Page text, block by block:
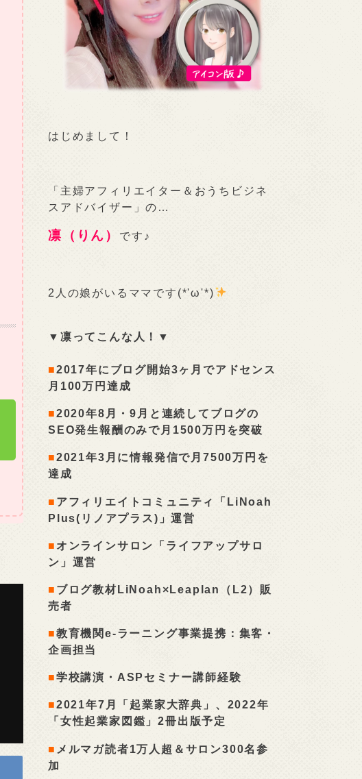
はじめまして！
「主婦アフィリエイター＆おうちビジネ
スアドバイザー」の…
凛（りん） です♪
2人の娘がいるママです(*'ω'*)
▼凛ってこんな人！▼
■2017年にブログ開始3ヶ月でアドセンス
月100万円達成
■2020年8月・9月と連続してブログの
SEO発生報酬のみで月1500万円を突破
■2021年3月に情報発信で月7500万円を
達成
■ アフィリエイトコミュニティ「LiNoah
Plus(リノアプラス)」運営
■ オンラインサロン「ライフアップサロ
ン」運営
■ ブログ教材LiNoah×Leaplan（L2）販
売者
■教育機関e-ラーニング事業提携：集客・
企画担当
■学校講演・ASPセミナー講師経験
■2021年7月「起業家大辞典」、2022年
「女性起業家図鑑」2冊出版予定
■ メルマガ読者1万人超＆サロン300名参
加